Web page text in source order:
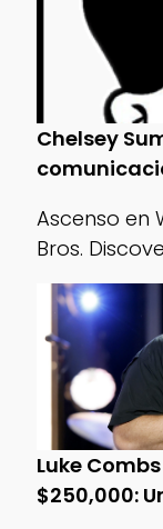
Chelsey
Ascenso en
Bros.
Luke
$250,000: